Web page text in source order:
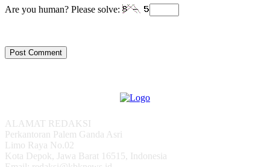
Are you human? Please solve:
ALAMAT REDAKSI
Perkantoran Palem Ganda Asri
Limo Raya No.02
Kota Depok, Jawa Barat 16515, Indonesia